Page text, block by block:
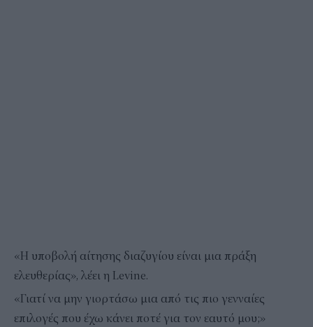
«Η υποβολή αίτησης διαζυγίου είναι μια πράξη
ελευθερίας», λέει η Levine.
«Γιατί να μην γιορτάσω μια από τις πιο γενναίες
επιλογές που έχω κάνει ποτέ για τον εαυτό μου;»